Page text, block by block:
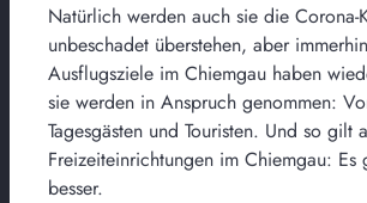
Natürlich werden auch sie die Corona-
unbeschadet überstehen, aber
Ausflugsziele im Chiemgau haben
sie werden in Anspruch genommen:
Tagesgästen und Touristen. Und so gilt
Freizeiteinrichtungen im Chiemgau: Es
besser.